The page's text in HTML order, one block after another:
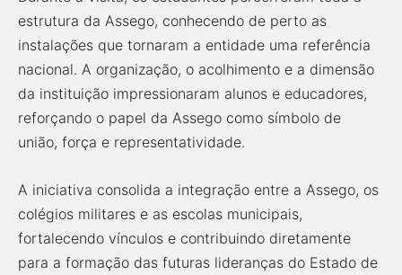
estrutura da Assego, conhecendo de perto as
instalações que tornaram a entidade uma referência
nacional. A organização, o acolhimento e a dimensão
da instituição impressionaram alunos e educadores,
reforçando o papel da Assego como símbolo de
união, força e representatividade.
A iniciativa consolida a integração entre a Assego, os
colégios militares e as escolas municipais,
fortalecendo vínculos e contribuindo diretamente
para a formação das futuras lideranças do Estado de